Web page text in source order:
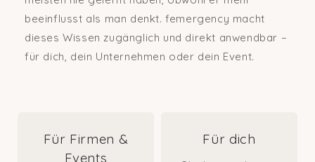
beeinflusst als man denkt. femergency macht
dieses Wissen zugänglich und direkt anwendbar –
für dich, dein Unternehmen oder dein Event.
Für Firmen &
Events
Für dich